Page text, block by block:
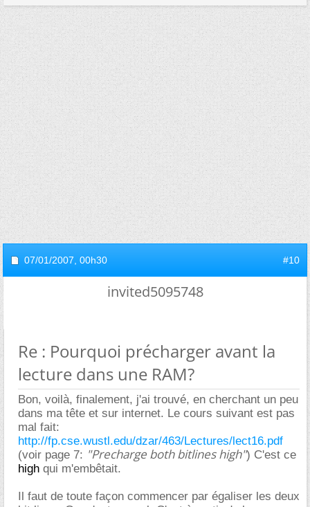
07/01/2007, 00h30 #10
invited5095748
Re : Pourquoi précharger avant la
lecture dans une RAM?
Bon, voilà, finalement, j'ai trouvé, en cherchant un peu
dans ma tête et sur internet. Le cours suivant est pas
mal fait:
http://fp.cse.wustl.edu/dzar/463/Lectures/lect16.pdf
(voir page 7: "Precharge both bitlines high") C'est ce
high qui m'embêtait.
Il faut de toute façon commencer par égaliser les deux